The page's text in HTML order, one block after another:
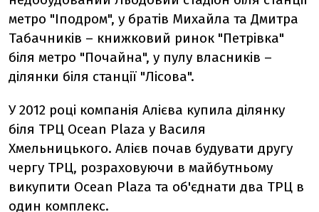
метро "Іподром", у братів Михайла та Дмитра
Табачників – книжковий ринок "Петрівка"
біля метро "Почайна", у пулу власників –
ділянки біля станції "Лісова".
У 2012 році компанія Алієва купила ділянку
біля ТРЦ Ocean Plaza у Василя
Хмельницького. Алієв почав будувати другу
чергу ТРЦ, розраховуючи в майбутньому
викупити Ocean Plaza та об'єднати два ТРЦ в
один комплекс.